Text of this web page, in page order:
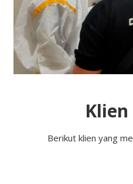
Berikut klien yang